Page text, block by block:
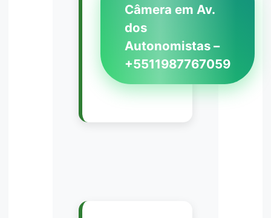
Câmera em Av.
dos
Autonomistas –
+5511987767059